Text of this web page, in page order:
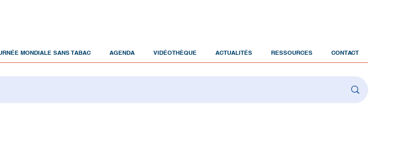
MONDIALE SANS TABAC AGENDA VIDÉOTHÈQUE ACTUALITÉS RESSOURCES CONTACT